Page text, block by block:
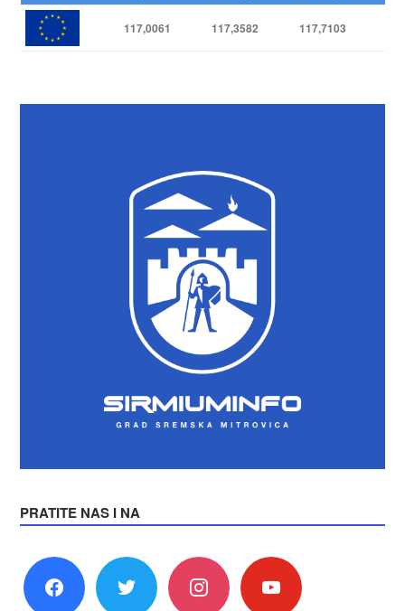
117,0061 117,3582 117,7103
PRATITE NAS I NA
facebook twitter instagram youtube